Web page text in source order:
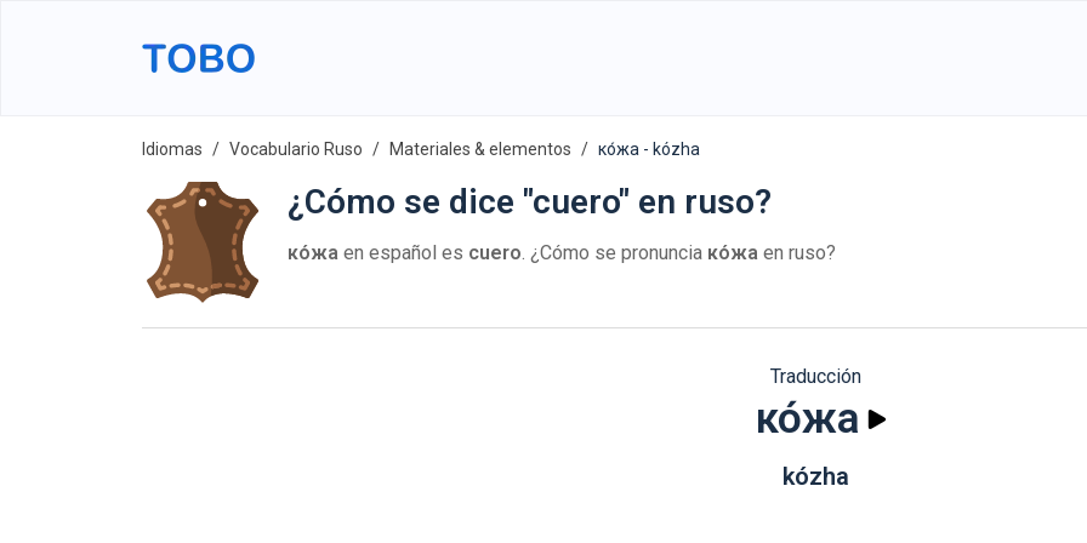
Idiomas Vocabulario Ruso Materiales & elementos ко́жа - kózha
¿Cómo se dice "cuero" en ruso?
ко́жа en español es cuero. ¿Cómo se pronuncia ко́жа en ruso?
Traducción
ко́жа
kózha